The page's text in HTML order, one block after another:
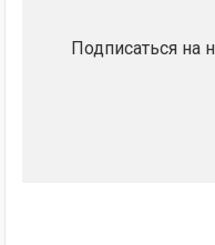
Подписаться на